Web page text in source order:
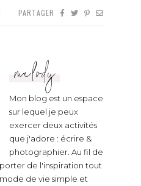
PARTAGER
melody
Mon blog est un espace
sur lequel je peux
exercer deux activités
que j'adore : écrire &
photographier. Au fil de
de l'inspiration tout
de vie simple et